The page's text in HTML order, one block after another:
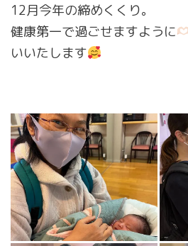
12月今年の締めくくり。
健康第一で過ごせますように
いいたします